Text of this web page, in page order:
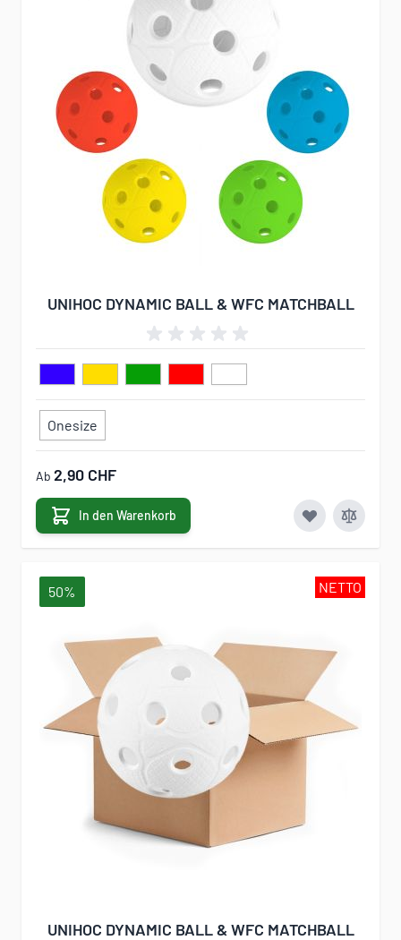
UNIHOC DYNAMIC BALL & WFC MATCHBALL
Onesize
Ab 2,90 CHF
In den Warenkorb
NETTO
50%
UNIHOC DYNAMIC BALL & WFC MATCHBALL